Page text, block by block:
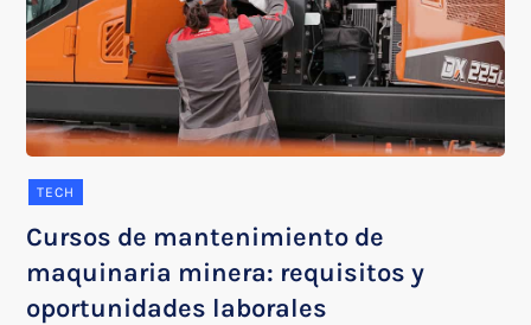
TECH
Cursos de mantenimiento de
maquinaria minera: requisitos y
oportunidades laborales